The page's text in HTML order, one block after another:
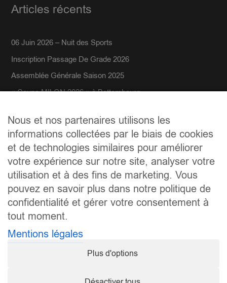
Articles récents
06 Juin 2026 – Nuit des Sports
Inscription Passage De Grade 2026
Assemblée Générale Saison 2025
« Coupe MILON 2026 » à Bettembourg
Nous et nos partenaires utilisons les
informations collectées par le biais de cookies
et de technologies similaires pour améliorer
votre expérience sur notre site, analyser votre
utilisation et à des fins de marketing. Vous
pouvez en savoir plus dans notre politique de
confidentialité et gérer votre consentement à
tout moment.
Mentions légales
Plus d'options